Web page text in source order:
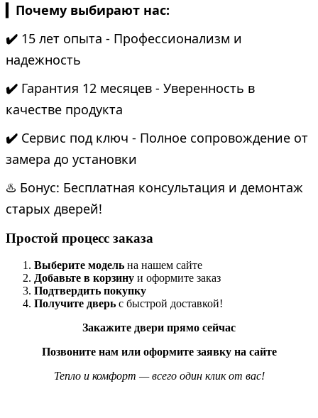
▎Почему выбирают нас:
✔️ 15 лет опыта - Профессионализм и
надежность
✔️ Гарантия 12 месяцев - Уверенность в
качестве продукта
✔️ Сервис под ключ - Полное сопровождение от
замера до установки
♨️ Бонус: Бесплатная консультация и демонтаж
старых дверей!
Простой процесс заказа
Выберите модель на нашем сайте
Добавьте в корзину и оформите заказ
Подтвердить покупку
Получите дверь с быстрой доставкой!
Закажите двери прямо сейчас
Позвоните нам или оформите заявку на сайте
Тепло и комфорт — всего один клик от вас!